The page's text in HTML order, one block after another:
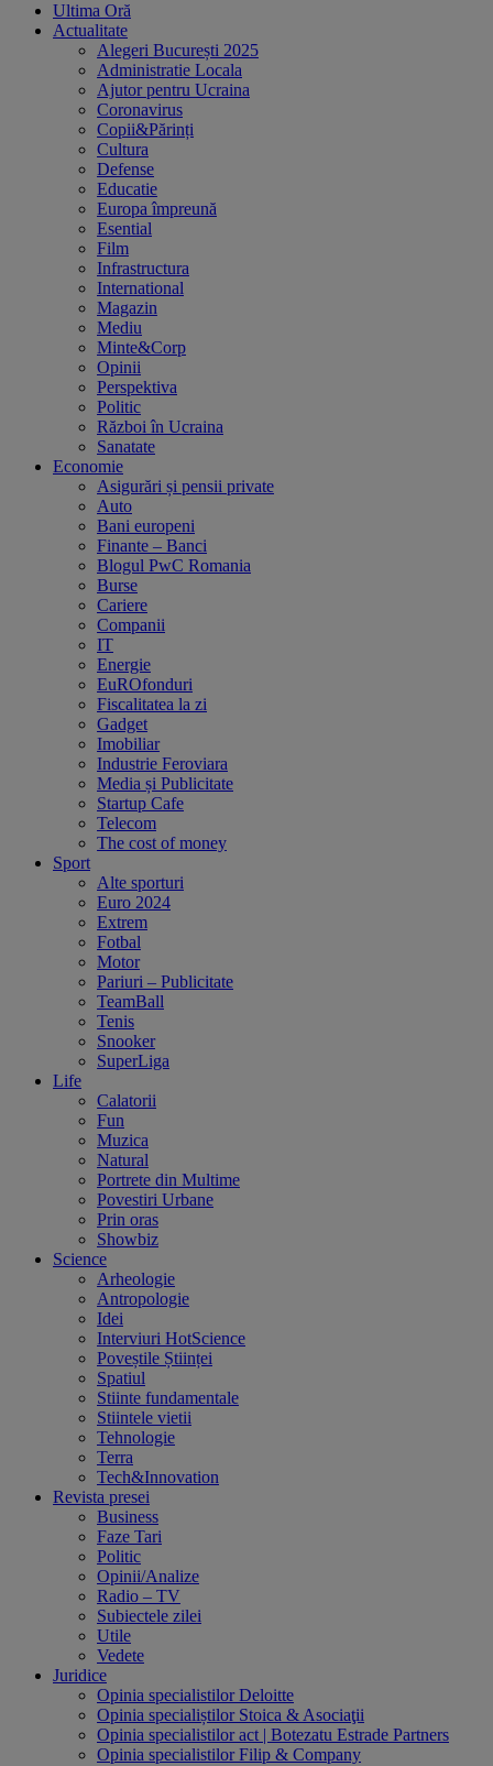
Ultima Oră
Actualitate
Alegeri București 2025
Administratie Locala
Ajutor pentru Ucraina
Coronavirus
Copii&Părinți
Cultura
Defense
Educatie
Europa împreună
Esential
Film
Infrastructura
International
Magazin
Mediu
Minte&Corp
Opinii
Perspektiva
Politic
Război în Ucraina
Sanatate
Economie
Asigurări și pensii private
Auto
Bani europeni
Finante – Banci
Blogul PwC Romania
Burse
Cariere
Companii
IT
Energie
EuROfonduri
Fiscalitatea la zi
Gadget
Imobiliar
Industrie Feroviara
Media și Publicitate
Startup Cafe
Telecom
The cost of money
Sport
Alte sporturi
Euro 2024
Extrem
Fotbal
Motor
Pariuri – Publicitate
TeamBall
Tenis
Snooker
SuperLiga
Life
Calatorii
Fun
Muzica
Natural
Portrete din Multime
Povestiri Urbane
Prin oras
Showbiz
Science
Arheologie
Antropologie
Idei
Interviuri HotScience
Poveștile Științei
Spatiul
Stiinte fundamentale
Stiintele vietii
Tehnologie
Terra
Tech&Innovation
Revista presei
Business
Faze Tari
Politic
Opinii/Analize
Radio – TV
Subiectele zilei
Utile
Vedete
Juridice
Opinia specialistilor Deloitte
Opinia specialiștilor Stoica & Asociaţii
Opinia specialistilor act | Botezatu Estrade Partners
Opinia specialistilor Filip & Company